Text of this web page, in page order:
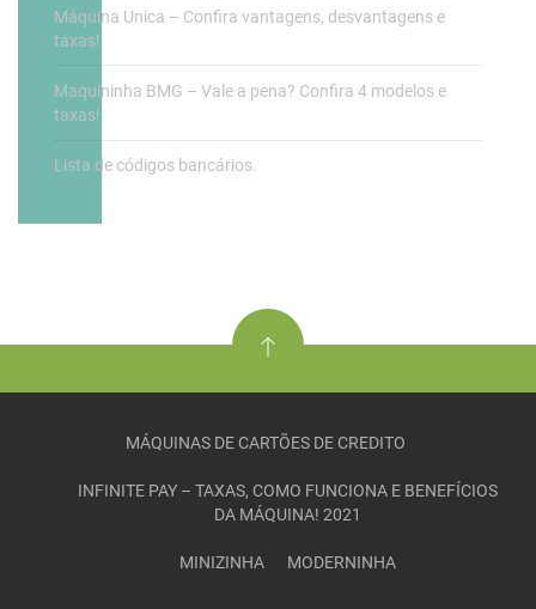
Máquina Unica – Confira vantagens, desvantagens e
taxas!
Maquininha BMG – Vale a pena? Confira 4 modelos e
taxas!
Lista de códigos bancários.
MÁQUINAS DE CARTÕES DE CREDITO
INFINITE PAY – TAXAS, COMO FUNCIONA E BENEFÍCIOS
DA MÁQUINA! 2021
MINIZINHA MODERNINHA